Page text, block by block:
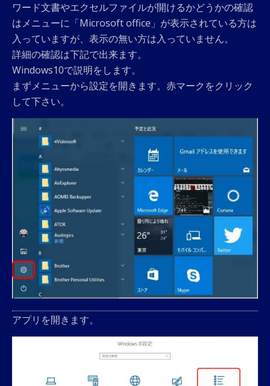
ワード文書やエクセルファイルが開けるかどうかの確認
はメニューに「Microsoft office」が表示されている方は
入っていますが、表示の無い方は入っていません。
詳細の確認は下記で出来ます。
Windows10で説明をします。
まずメニューから設定を開きます。赤マークをクリック
して下さい。
アプリを開きます。